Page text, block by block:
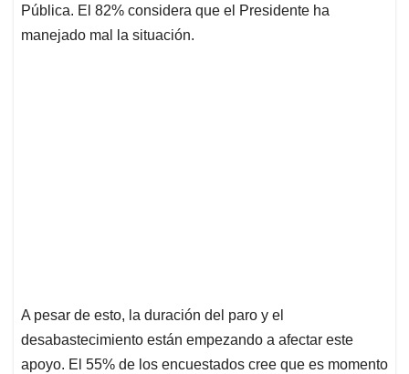
Pública. El 82% considera que el Presidente ha
manejado mal la situación.
A pesar de esto, la duración del paro y el
desabastecimiento están empezando a afectar este
apoyo. El 55% de los encuestados cree que es momento